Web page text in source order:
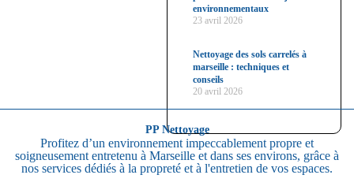
environnementaux
23 avril 2026
Nettoyage des sols carrelés à
marseille : techniques et
conseils
20 avril 2026
PP Nettoyage
Profitez d’un environnement impeccablement propre et
soigneusement entretenu à Marseille et dans ses environs, grâce à
nos services dédiés à la propreté et à l'entretien de vos espaces.